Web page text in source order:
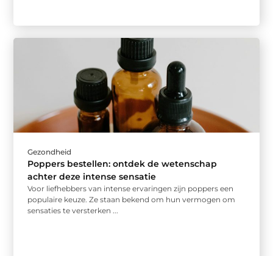
Gezondheid
Poppers bestellen: ontdek de wetenschap
achter deze intense sensatie
Voor liefhebbers van intense ervaringen zijn poppers een
populaire keuze. Ze staan bekend om hun vermogen om
sensaties te versterken ...